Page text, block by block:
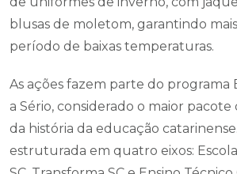
blusas de moletom, garantindo
período de baixas temperaturas.
As ações fazem parte do programa
a Sério, considerado o maior
da história da educação
estruturada em quatro eixos: